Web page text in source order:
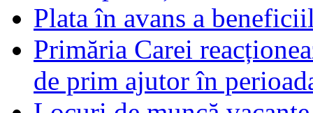
Plata în avans a
Primăria Carei
de prim ajutor în